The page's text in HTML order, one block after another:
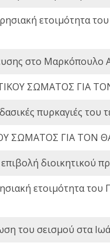
ετοιμότητα
στο Μαρκόπουλο
ΣΩΜΑΤΟΣ ΓΙΑ
πυρκαγιές
ΣΩΜΑΤΟΣ ΓΙΑ
διοικητικού
ετοιμότητα
του σεισμού στα